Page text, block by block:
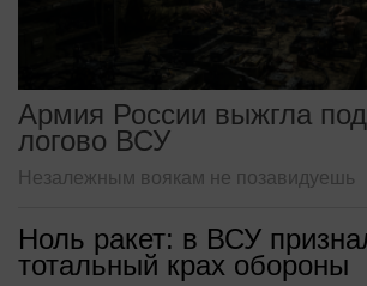
Армия России выжгла
логово ВСУ
Незалежным воякам не позавидуешь
Ноль ракет: в ВСУ
тотальный крах обороны